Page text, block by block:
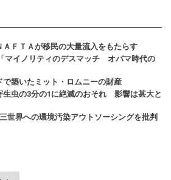
ＡＦＴＡが移民の大量流入をもたらす
マイノリティのデスマッチ オバマ時代の
で築いたミット・ロムニーの財産
生虫の3分の1に絶滅のおそれ 影響は甚大と
世界への環境汚染アウトソーシングを批判